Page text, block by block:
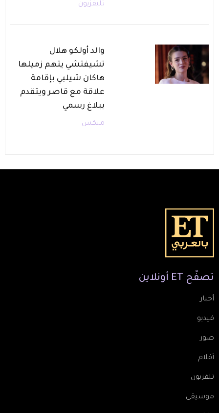
تليفزيون
والد أولكو هلال
تشيفتشي يتهم زميلها
هاكان شيلبي بإقامة
علاقة مع قاصر ويتقدم
ببلاغ رسمي
ميكس
تصفّح ET أونلاين
أخبار
فيديو
صور
أفلام
تلفزيون
موسيقى